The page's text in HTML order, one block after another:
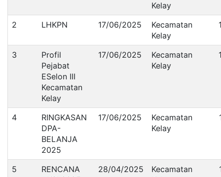
Kelay
2 LHKPN 17/06/2025
Kecamatan
Kelay
3
Profil
Pejabat
ESelon III
Kecamatan
Kelay
17/06/2025
Kecamatan
Kelay
4
RINGKASAN
DPA-
BELANJA
2025
17/06/2025
Kecamatan
Kelay
5
RENCANA
28/04/2025
Kecamatan